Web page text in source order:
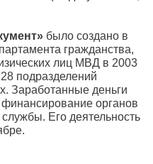
было создано в
гражданства,
лиц МВД в 2003
подразделений
Заработанные деньги
органов
Его деятельность